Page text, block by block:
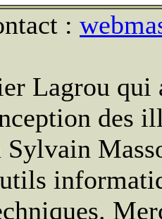
:
Lagrou qui
des